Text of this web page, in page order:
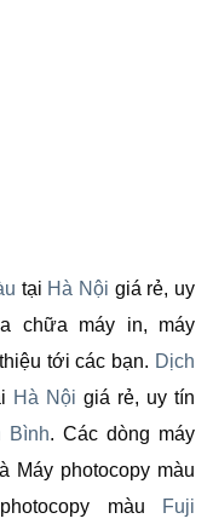
tại Hà Nội giá rẻ, uy
chữa máy in, máy
tới các bạn. Dịch
Hà Nội giá rẻ, uy tín
Bình. Các dòng máy
Máy photocopy màu
màu
Fuji